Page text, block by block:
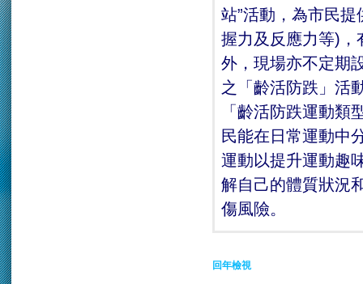
站”活動，為市民
握力及反應力等)，
外，現場亦不定期
之「齡活防跌」活
「齡活防跌運動
民能在日常運動中
運動以提升運動趣
解自己的體質狀況
傷風險。
回年檢視